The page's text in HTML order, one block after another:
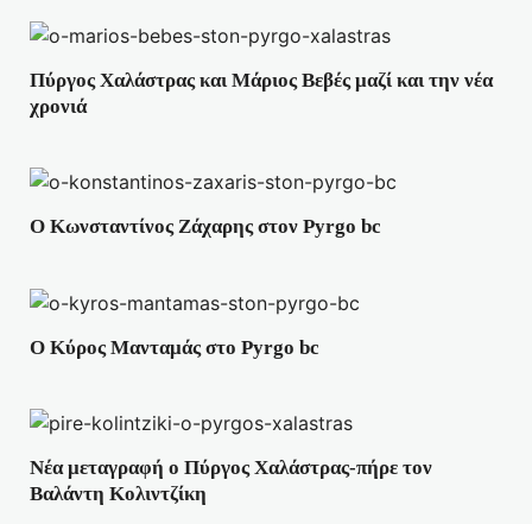
Πύργος Χαλάστρας και Μάριος Βεβές μαζί και την νέα
χρονιά
Ο Κωνσταντίνος Ζάχαρης στον Pyrgo bc
Ο Κύρος Μανταμάς στο Pyrgo bc
Νέα μεταγραφή ο Πύργος Χαλάστρας-πήρε τον
Βαλάντη Κολιντζίκη